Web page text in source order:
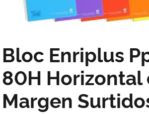
Bloc Enriplus
80H Horizontal
Margen